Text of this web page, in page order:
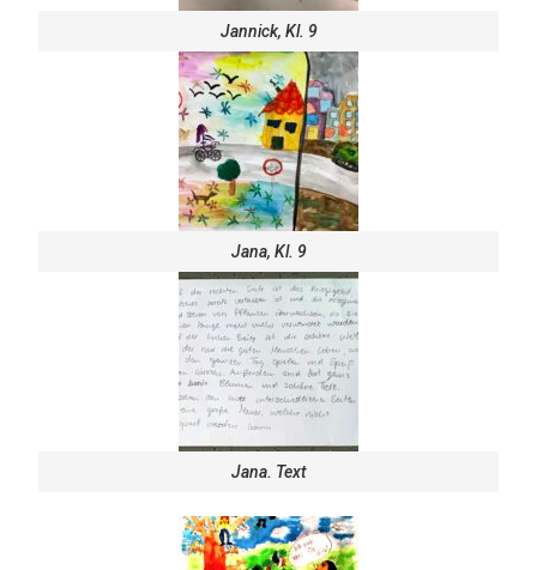
Jannick, Kl. 9
Jana, Kl. 9
Jana. Text